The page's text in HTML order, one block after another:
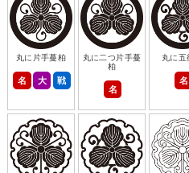
丸に片手蔓柏
名 大 戦
丸に二つ片手蔓
柏
名
丸に五
名